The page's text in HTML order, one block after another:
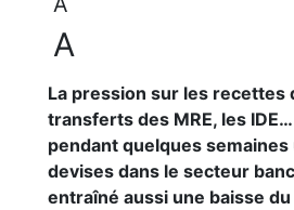
A
La pression sur les recettes
transferts des MRE, les
pendant quelques
devises dans le secteur
entraîné aussi une baisse